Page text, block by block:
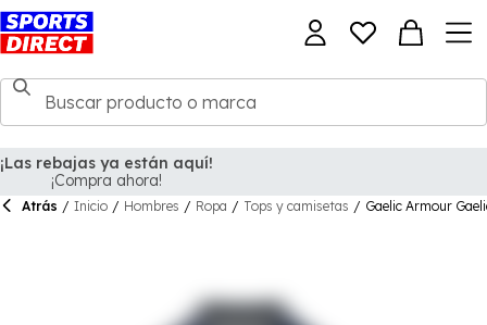
Atrás / Inicio / Hombres / Ropa / Tops y camisetas / Gaelic Armour